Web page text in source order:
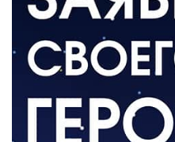
«Второй старт» для
РАЗЪЯСНЯЕМ
Контракт с новой
05.08.2026